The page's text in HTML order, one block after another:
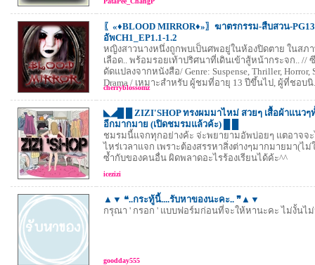
〖«♦BLOOD MIRROR♦»〗ฆาตรกรรม-สืบสวน-
อัพCH1_EP1.1-1.2
หญิงสาวนางหนึ่งถูกพบเป็นศพอยู่ในห้องปิดตาย ในสภ
เลือด.. พร้อมรอยเท้าปริศนาที่เดินเข้าสู้หน้ากระจก.. //
ดัดแปลงจากหนังสือ/ Genre: Suspense, Thriller, Horror,
Drama / เหมาะสำหรับ ผู้ชมที่อายุ 13 ปีขึ้นไป, ผู้ที่ชอบนิ
cherryblossomz
◣◢█ █ ZIZI'SHOP ทรงผมมาไหม่ สวยๆ เสื้อผ้าแนวๆ
อีกมากมาย (เปิดชมรมแล้วค้ะ) █ █
ชมรมนี้แจกทุกอย่างค้ะ จ่ะพยายามอัพบ่อยๆ แตอาจจะ
ไหร่เวลาแจก เพราะต้องสรรหาสิ่งต่างๆมากมายมา(ไม่
ซ้ำกับของคนอื่น ผิดพลาดอะไรร้องเรียนได้ค้ะ^^
icezizi
▲▼ ❝..กระทู้นี้....รับหาของนะคะ.. ❞▲▼
กรุณา ' กรอก ' แบบฟอร์มก่อนที่จะให้หานะคะ ไม่งั้นไ
goodday555